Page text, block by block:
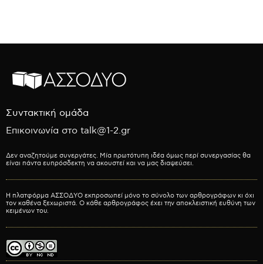
Συντακτική ομάδα
Επικοινωνία στο talk@1-2.gr
Δεν αναζητούμε συνεργάτες. Μία πρωτότυπη ιδέα όμως περί συνεργασίας θα
είναι πάντα ευπρόσδεκτη να ακουστεί και να μας διαψεύσει.
Η πλατφόρμα ΑΣΣΟΔΥΟ εκπροσωπεί μόνο το σύνολο των αρθρογράφων κι όχι
τον καθένα ξεχωριστά. Ο κάθε αρθρογράφος έχει την αποκλειστική ευθύνη των
κειμένων του.